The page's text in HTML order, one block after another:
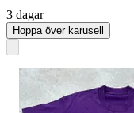
3 dagar
Hoppa över karusell